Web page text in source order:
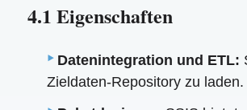
4.1 Eigenschaften
Datenintegration und ETL:
Zieldaten-Repository zu laden.